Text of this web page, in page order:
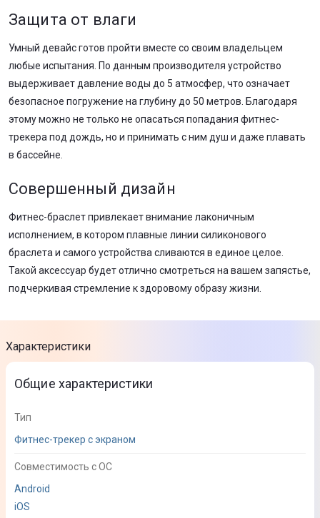
Защита от влаги
Умный девайс готов пройти вместе со своим владельцем
любые испытания. По данным производителя устройство
выдерживает давление воды до 5 атмосфер, что означает
безопасное погружение на глубину до 50 метров. Благодаря
этому можно не только не опасаться попадания фитнес-
трекера под дождь, но и принимать с ним душ и даже плавать
в бассейне.
Совершенный дизайн
Фитнес-браслет привлекает внимание лаконичным
исполнением, в котором плавные линии силиконового
браслета и самого устройства сливаются в единое целое.
Такой аксессуар будет отлично смотреться на вашем запястье,
подчеркивая стремление к здоровому образу жизни.
Характеристики
Общие характеристики
Тип
Фитнес-трекер с экраном
Совместимость с ОС
Android
iOS